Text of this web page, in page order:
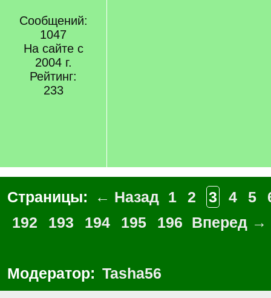
Сообщений:
1047
На сайте с
2004 г.
Рейтинг:
233
Страницы: ← Назад 1 2 3 4 5
192
193 194 195 196 Вперед →
Модератор: Tasha56